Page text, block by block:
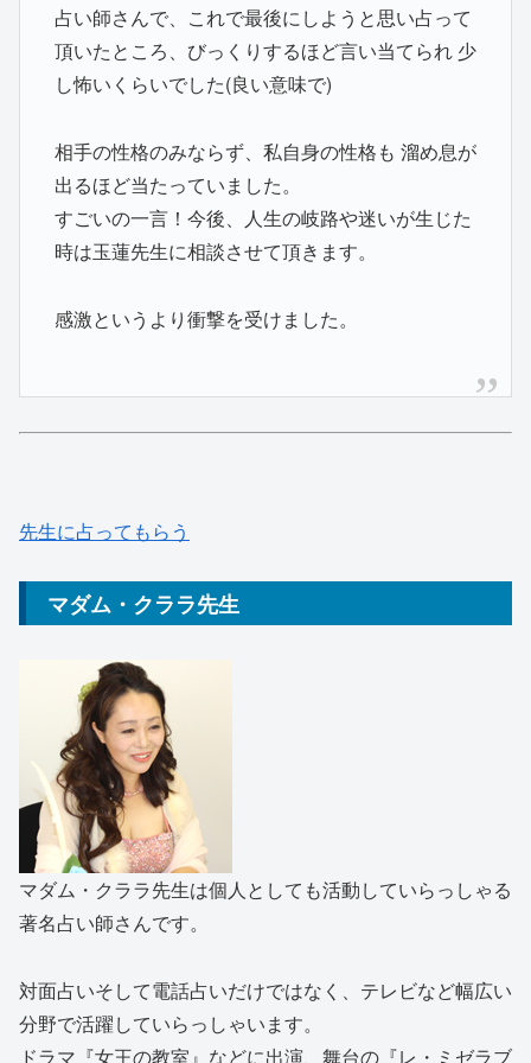
占い師さんで、これで最後にしようと思い占って
頂いたところ、びっくりするほど言い当てられ 少
し怖いくらいでした(良い意味で)
相手の性格のみならず、私自身の性格も 溜め息が
出るほど当たっていました。
すごいの一言！今後、人生の岐路や迷いが生じた
時は玉蓮先生に相談させて頂きます。
感激というより衝撃を受けました。
先生に占ってもらう
マダム・クララ先生
マダム・クララ先生は個人としても活動していらっしゃる
著名占い師さんです。
対面占いそして電話占いだけではなく、テレビなど幅広い
分野で活躍していらっしゃいます。
ドラマ『女王の教室』などに出演、舞台の『レ・ミゼラブ